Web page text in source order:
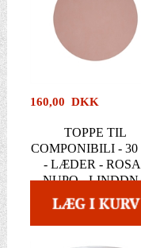
160,00 DKK
TOPPE TIL
COMPONIBILI - 30
- LÆDER -
NUPO -